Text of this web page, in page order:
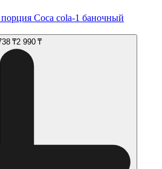
Coca cola-1 баночный
₸2 990 ₸